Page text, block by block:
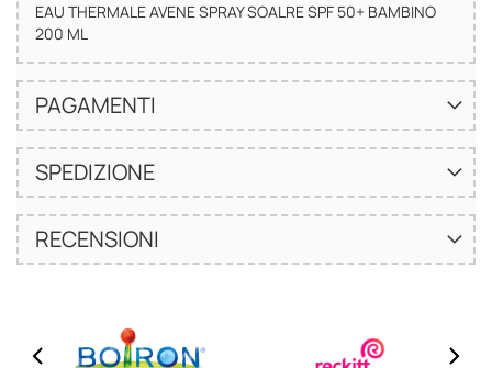
EAU THERMALE AVENE SPRAY SOALRE SPF 50+ BAMBINO
200 ML
PAGAMENTI
SPEDIZIONE
RECENSIONI